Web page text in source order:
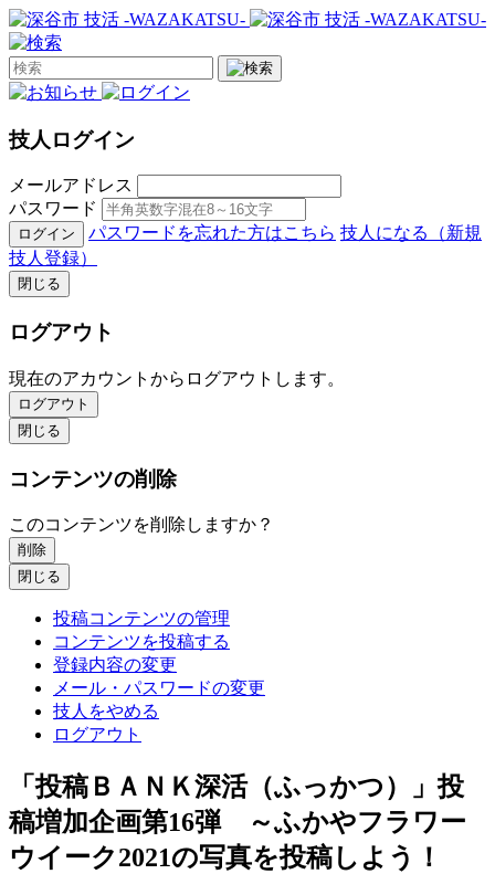
技人ログイン
メールアドレス
パスワード
ログイン パスワードを忘れた方はこちら 技人になる（新規
技人登録）
閉じる
ログアウト
現在のアカウントからログアウトします。
ログアウト
閉じる
コンテンツの削除
このコンテンツを削除しますか？
削除
閉じる
投稿コンテンツの管理
コンテンツを投稿する
登録内容の変更
メール・パスワードの変更
技人をやめる
ログアウト
「投稿ＢＡＮＫ深活（ふっかつ）」投
稿増加企画第16弾 ～ふかやフラワー
ウイーク2021の写真を投稿しよう！